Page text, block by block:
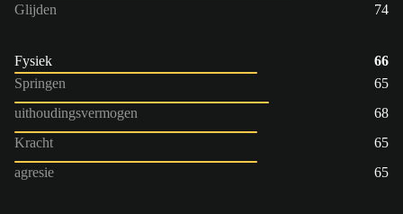
Glijden
74
Fysiek
66
Springen
65
uithoudingsvermogen
68
Kracht
65
agresie
65